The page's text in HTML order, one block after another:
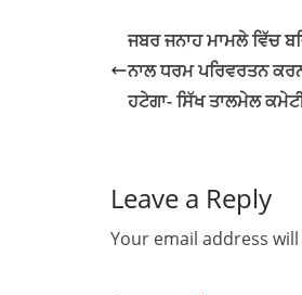
ਜਬਰ ਜਨਾਹ ਮਾਮਲੇ ਵਿੱਚ
ਨਾਲ ਧਰਮ ਪਰਿਵਰਤਨ
ਹਟੇਗਾ- ਸਿੱਖ ਤਾਲਮੇਲ
Leave a Reply
Your email address